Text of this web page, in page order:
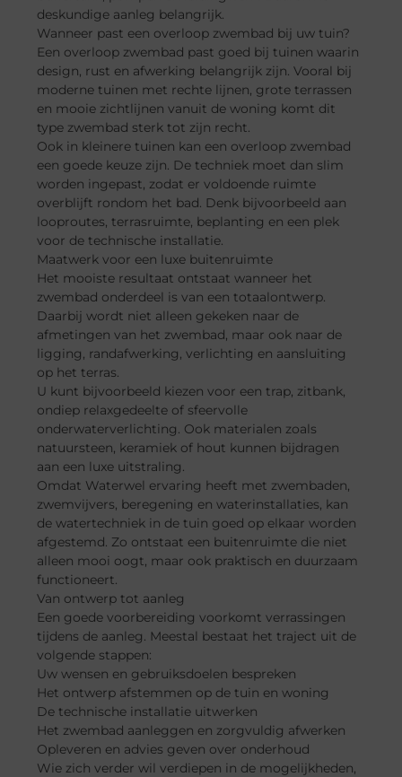
deskundige aanleg belangrijk.
Wanneer past een overloop zwembad bij uw tuin?
Een overloop zwembad past goed bij tuinen waarin
design, rust en afwerking belangrijk zijn. Vooral bij
moderne tuinen met rechte lijnen, grote terrassen
en mooie zichtlijnen vanuit de woning komt dit
type zwembad sterk tot zijn recht.
Ook in kleinere tuinen kan een overloop zwembad
een goede keuze zijn. De techniek moet dan slim
worden ingepast, zodat er voldoende ruimte
overblijft rondom het bad. Denk bijvoorbeeld aan
looproutes, terrasruimte, beplanting en een plek
voor de technische installatie.
Maatwerk voor een luxe buitenruimte
Het mooiste resultaat ontstaat wanneer het
zwembad onderdeel is van een totaalontwerp.
Daarbij wordt niet alleen gekeken naar de
afmetingen van het zwembad, maar ook naar de
ligging, randafwerking, verlichting en aansluiting
op het terras.
U kunt bijvoorbeeld kiezen voor een trap, zitbank,
ondiep relaxgedeelte of sfeervolle
onderwaterverlichting. Ook materialen zoals
natuursteen, keramiek of hout kunnen bijdragen
aan een luxe uitstraling.
Omdat Waterwel ervaring heeft met zwembaden,
zwemvijvers, beregening en waterinstallaties, kan
de watertechniek in de tuin goed op elkaar worden
afgestemd. Zo ontstaat een buitenruimte die niet
alleen mooi oogt, maar ook praktisch en duurzaam
functioneert.
Van ontwerp tot aanleg
Een goede voorbereiding voorkomt verrassingen
tijdens de aanleg. Meestal bestaat het traject uit de
volgende stappen:
Uw wensen en gebruiksdoelen bespreken
Het ontwerp afstemmen op de tuin en woning
De technische installatie uitwerken
Het zwembad aanleggen en zorgvuldig afwerken
Opleveren en advies geven over onderhoud
Wie zich verder wil verdiepen in de mogelijkheden,